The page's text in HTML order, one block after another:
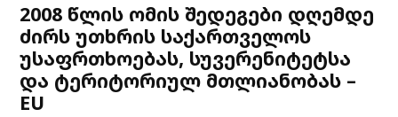
2008 წლის ომის შედეგები დღემდე
ძირს უთხრის საქართველოს
უსაფრთხოებას, სუვერენიტეტსა
და ტერიტორიულ მთლიანობას –
EU